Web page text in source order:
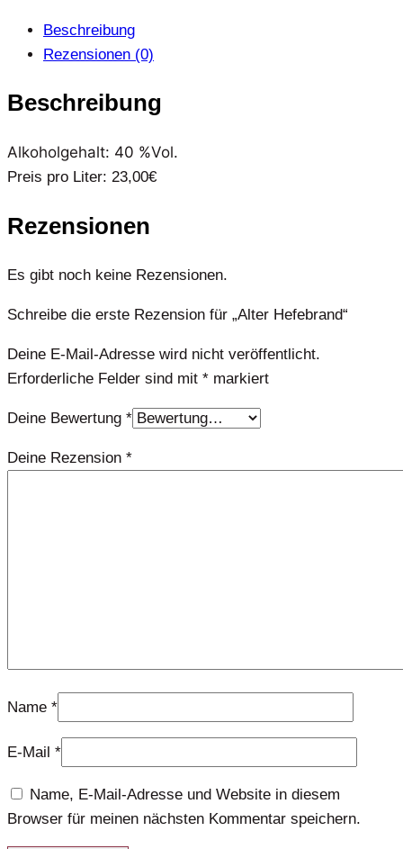
Beschreibung
Rezensionen (0)
Beschreibung
Alkoholgehalt: 40 %Vol.
Preis pro Liter: 23,00€
Rezensionen
Es gibt noch keine Rezensionen.
Schreibe die erste Rezension für „Alter Hefebrand“
Deine E-Mail-Adresse wird nicht veröffentlicht.
Erforderliche Felder sind mit * markiert
Deine Bewertung *
Deine Rezension *
Name *
E-Mail *
Name, E-Mail-Adresse und Website in diesem
Browser für meinen nächsten Kommentar speichern.